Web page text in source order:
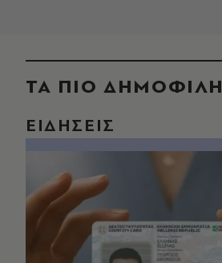
ΤΑ ΠΙΟ ΔΗΜΟΦΙΛΗ
ΕΙΔΗΣΕΙΣ